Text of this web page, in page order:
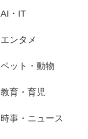
AI・IT
エンタメ
ペット・動物
教育・育児
時事・ニュース